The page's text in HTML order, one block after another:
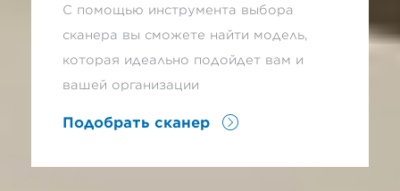
С помощью инструмента выбора
сканера вы сможете найти модель,
которая идеально подойдет вам и
вашей организации
Подобрать сканер